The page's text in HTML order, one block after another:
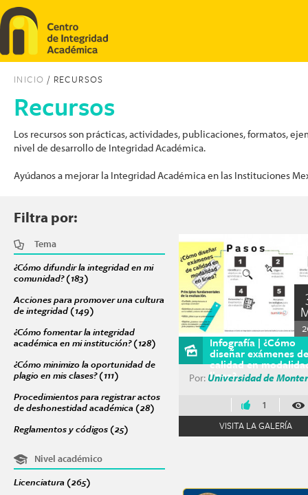
Pasar al contenido principal
INICIO / RECURSOS
Recursos
Los recursos son prácticas, actividades, publicaciones, formatos,
nivel de desarrollo de Integridad Académica.
Ayúdanos a mejorar la Integridad Académica en las Instituciones
Filtra por:
Tema
¿Cómo difundir la integridad en mi
comunidad? (183) Apply ¿Cómo difundir la integridad en mi
Acciones para promover una cultura
de integridad (149) Apply Acciones para promover una cultura de
¿Cómo fomentar la integridad
académica en mi institución? (128) Apply ¿Cómo fomentar la
¿Cómo minimizo la oportunidad de
plagio en mis clases? (111) Apply ¿Cómo minimizo la oportunidad de
Procedimientos para registrar actos
de deshonestidad académica (28) Apply Procedimientos para
Reglamentos y códigos (25) Apply Reglamentos y códigos filter
Nivel académico
Licenciatura (265)
Páginas
Infografía | ¿Cómo
diseñar exámenes de
calidad en
linea?
Por: Universidad de
1
VISITA LA GALERÍA